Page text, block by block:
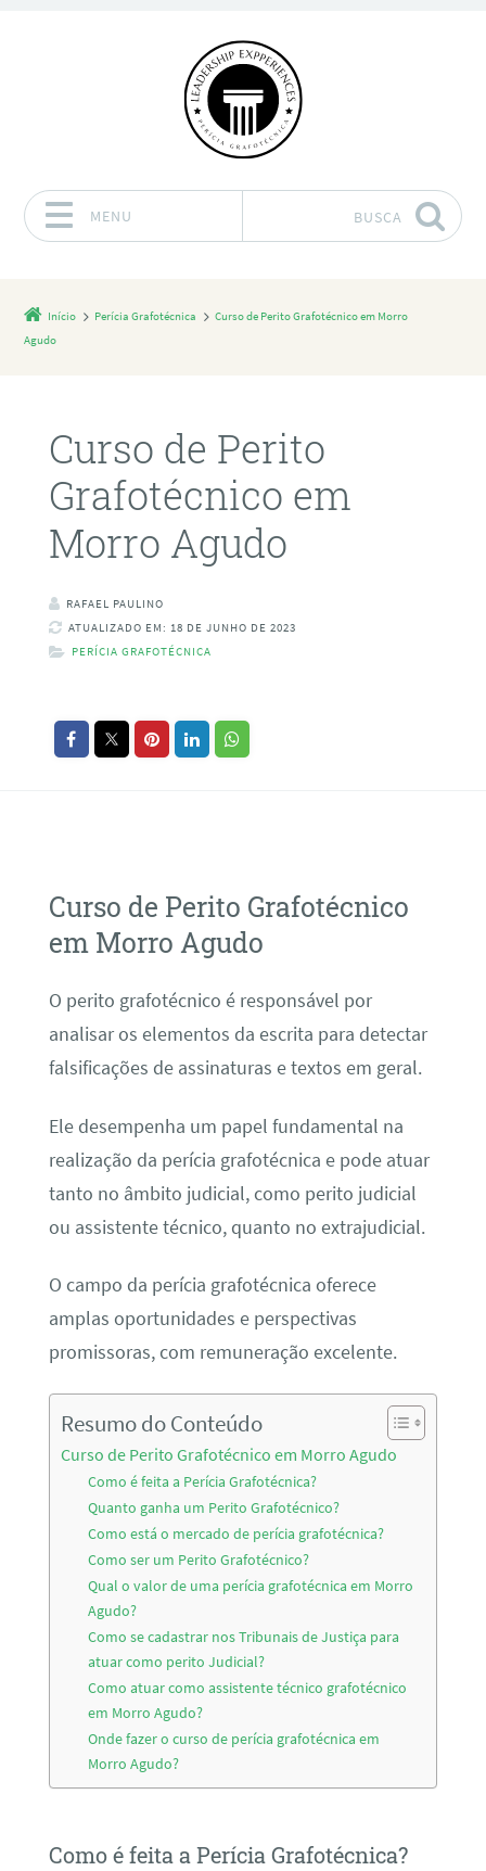
MENU BUSCA
Início Perícia Grafotécnica
Curso de Perito Grafotécnico em Morro
Agudo
Curso de Perito
Grafotécnico em
Morro Agudo
RAFAEL PAULINO
ATUALIZADO EM: 18 DE JUNHO DE 2023
PERÍCIA GRAFOTÉCNICA
Curso de Perito Grafotécnico
em Morro Agudo
O perito grafotécnico é responsável por
analisar os elementos da escrita para detectar
falsificações de assinaturas e textos em geral.
Ele desempenha um papel fundamental na
realização da perícia grafotécnica e pode atuar
tanto no âmbito judicial, como perito judicial
ou assistente técnico, quanto no extrajudicial.
O campo da perícia grafotécnica oferece
amplas oportunidades e perspectivas
promissoras, com remuneração excelente.
Resumo do Conteúdo
Curso de Perito Grafotécnico em Morro Agudo
Como é feita a Perícia Grafotécnica?
Quanto ganha um Perito Grafotécnico?
Como está o mercado de perícia grafotécnica?
Como ser um Perito Grafotécnico?
Qual o valor de uma perícia grafotécnica em Morro
Agudo?
Como se cadastrar nos Tribunais de Justiça para
atuar como perito Judicial?
Como atuar como assistente técnico grafotécnico
em Morro Agudo?
Onde fazer o curso de perícia grafotécnica em
Morro Agudo?
Como é feita a Perícia Grafotécnica?